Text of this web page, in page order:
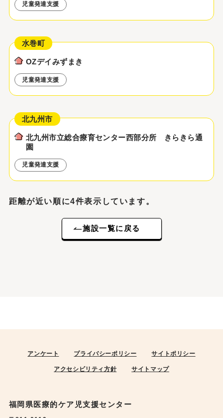
児童発達支援
OZデイみずまき
水巻町
児童発達支援
北九州市立総合療育センター西部分所 きらきら通
園
北九州市
児童発達支援
距離が近い順に4件表示しています。
施設一覧に戻る
アンケート プライバシーポリシー サイトポリシー
アクセシビリティ方針 サイトマップ
福岡県医療的ケア児支援センター